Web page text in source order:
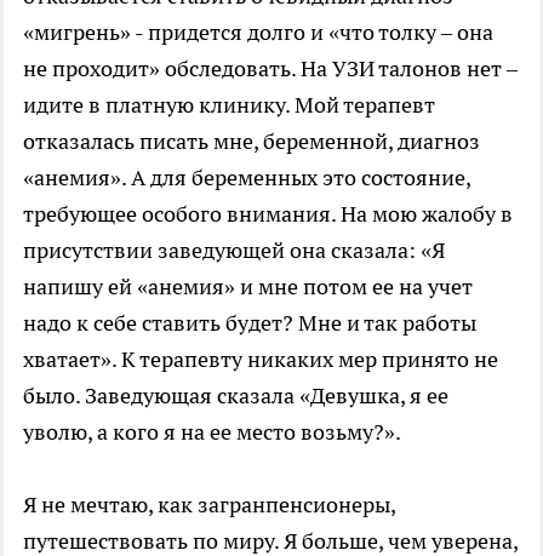
«мигрень» - придется долго и «что толку – она
не проходит» обследовать. На УЗИ талонов нет –
идите в платную клинику. Мой терапевт
отказалась писать мне, беременной, диагноз
«анемия». А для беременных это состояние,
требующее особого внимания. На мою жалобу в
присутствии заведующей она сказала: «Я
напишу ей «анемия» и мне потом ее на учет
надо к себе ставить будет? Мне и так работы
хватает». К терапевту никаких мер принято не
было. Заведующая сказала «Девушка, я ее
уволю, а кого я на ее место возьму?».
Я не мечтаю, как загранпенсионеры,
путешествовать по миру. Я больше, чем уверена,